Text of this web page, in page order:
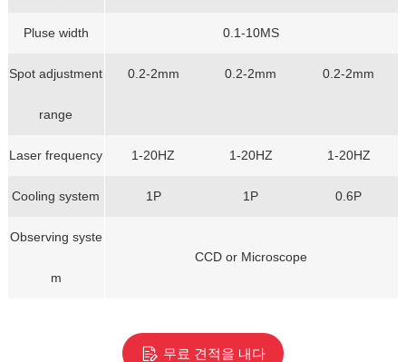
Pluse width 0.1-10MS
Spot adjustment
range
0.2-2mm 0.2-2mm 0.2-2mm
Laser frequency 1-20HZ 1-20HZ 1-20HZ
Cooling system 1P 1P 0.6P
Observing syste
m
CCD or Microscope
무료 견적을 내다